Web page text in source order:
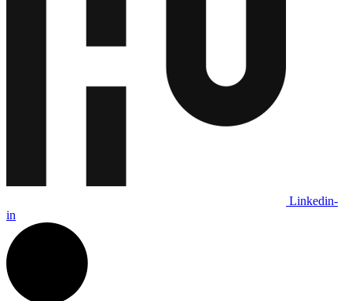
Linkedin-
in